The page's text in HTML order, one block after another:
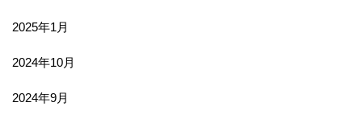
2025年1月
2024年10月
2024年9月